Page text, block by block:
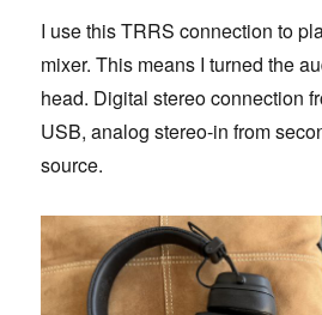
I use this TRRS connection to
mixer. This means I turned the
head. Digital stereo connection
USB, analog stereo-in from
source.